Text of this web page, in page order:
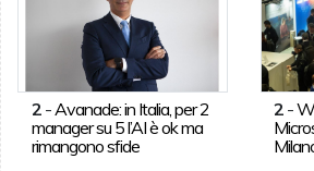
2- Avanade: in Italia, per 2
manager su 5 l’AI è ok ma
rimangono sfide
2 -